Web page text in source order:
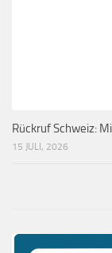
Rückruf Schweiz:
15 JULI, 2026